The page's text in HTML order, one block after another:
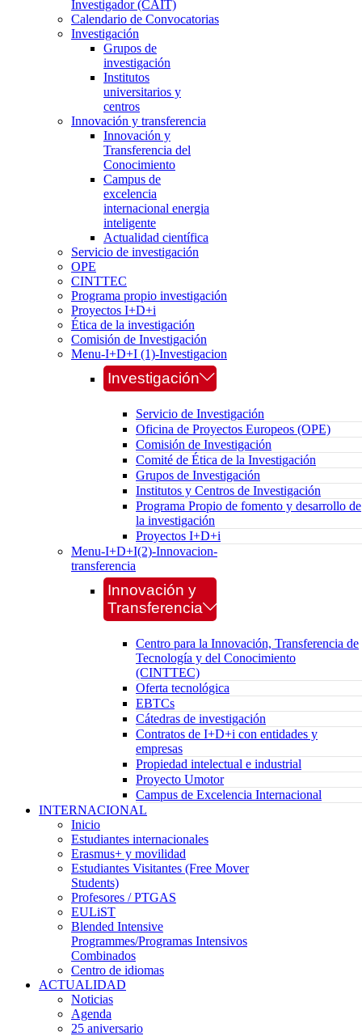
Investigador (CAIT)
Calendario de Convocatorias
Investigación
Grupos de
investigación
Institutos
universitarios y
centros
Innovación y transferencia
Innovación y
Transferencia del
Conocimiento
Campus de
excelencia
internacional energia
inteligente
Actualidad científica
Servicio de investigación
OPE
CINTTEC
Programa propio investigación
Proyectos I+D+i
Ética de la investigación
Comisión de Investigación
Menu-I+D+I (1)-Investigacion
Investigación
Servicio de Investigación
Oficina de Proyectos Europeos (OPE)
Comisión de Investigación
Comité de Ética de la Investigación
Grupos de Investigación
Institutos y Centros de Investigación
Programa Propio de fomento y desarrollo de
la investigación
Proyectos I+D+i
Menu-I+D+I(2)-Innovacion-
transferencia
Innovación y
Transferencia
Centro para la Innovación, Transferencia de
Tecnología y del Conocimiento
(CINTTEC)
Oferta tecnológica
EBTCs
Cátedras de investigación
Contratos de I+D+i con entidades y
empresas
Propiedad intelectual e industrial
Proyecto Umotor
Campus de Excelencia Internacional
INTERNACIONAL
Inicio
Estudiantes internacionales
Erasmus+ y movilidad
Estudiantes Visitantes (Free Mover
Students)
Profesores / PTGAS
EULiST
Blended Intensive
Programmes/Programas Intensivos
Combinados
Centro de idiomas
ACTUALIDAD
Noticias
Agenda
25 aniversario